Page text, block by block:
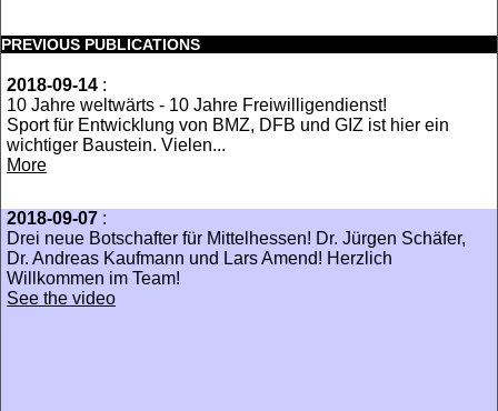
PREVIOUS PUBLICATIONS
2018-09-14 :
10 Jahre weltwärts - 10 Jahre Freiwilligendienst!
Sport für Entwicklung von BMZ, DFB und GIZ ist hier ein
wichtiger Baustein. Vielen...
More
2018-09-07 :
Drei neue Botschafter für Mittelhessen! Dr. Jürgen Schäfer,
Dr. Andreas Kaufmann und Lars Amend! Herzlich
Willkommen im Team!
See the video